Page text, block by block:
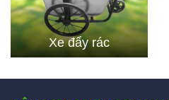
Xe đẩy rác